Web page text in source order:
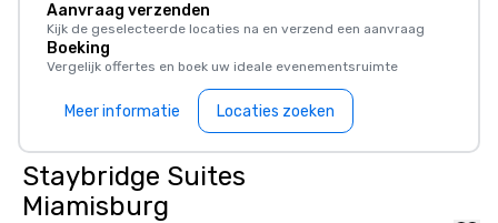
Aanvraag verzenden
Kijk de geselecteerde locaties na en verzend een aanvraag
Boeking
Vergelijk offertes en boek uw ideale evenementsruimte
Meer informatie Locaties zoeken
Staybridge Suites
Miamisburg